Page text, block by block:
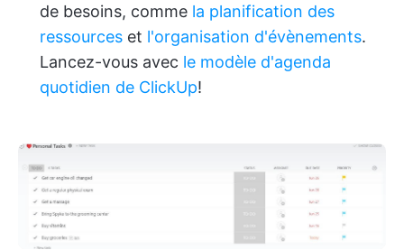
de besoins, comme la planification des
ressources et l'organisation d'évènements.
Lancez-vous avec le modèle d'agenda
quotidien de ClickUp!